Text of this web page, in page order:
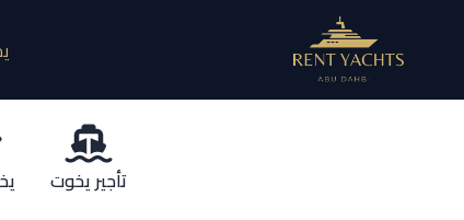
تأجير يخوت